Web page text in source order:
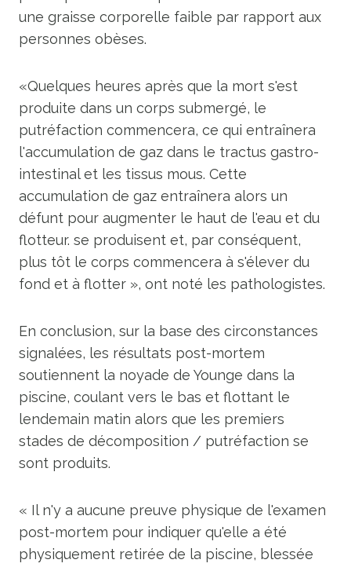
une graisse corporelle faible par rapport aux
personnes obèses.
«Quelques heures après que la mort s'est
produite dans un corps submergé, le
putréfaction commencera, ce qui entraînera
l'accumulation de gaz dans le tractus gastro-
intestinal et les tissus mous. Cette
accumulation de gaz entraînera alors un
défunt pour augmenter le haut de l'eau et du
flotteur. se produisent et, par conséquent,
plus tôt le corps commencera à s'élever du
fond et à flotter », ont noté les pathologistes.
En conclusion, sur la base des circonstances
signalées, les résultats post-mortem
soutiennent la noyade de Younge dans la
piscine, coulant vers le bas et flottant le
lendemain matin alors que les premiers
stades de décomposition / putréfaction se
sont produits.
« Il n'y a aucune preuve physique de l'examen
post-mortem pour indiquer qu'elle a été
physiquement retirée de la piscine, blessée